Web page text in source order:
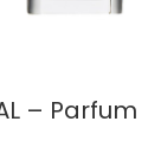
– Parfum